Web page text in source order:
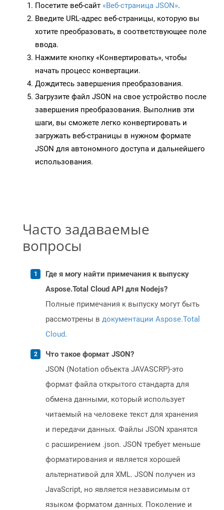
Посетите веб-сайт «Веб-страница JSON».
Введите URL-адрес веб-страницы, которую вы
хотите преобразовать, в соответствующее поле
ввода.
Нажмите кнопку «Конвертировать», чтобы
начать процесс конвертации.
Дождитесь завершения преобразования.
Загрузите файл JSON на свое устройство после
завершения преобразования. Выполнив эти
шаги, вы сможете легко конвертировать и
загружать веб-страницы в нужном формате
JSON для автономного доступа и дальнейшего
использования.
Часто задаваемые
вопросы
Где я могу найти примечания к выпуску
Aspose.Total Cloud API для Nodejs?
Полные примечания к выпуску могут быть
рассмотрены в документации Aspose.Total
Cloud.
Что такое формат JSON?
JSON (Notation объекта JAVASCRP)-это
формат файла открытого стандарта для
обмена данными, который использует
читаемый на человеке текст для хранения
и передачи данных. Файлы JSON хранятся
с расширением .json. JSON требует меньше
форматирования и является хорошей
альтернативой для XML. JSON получен из
JavaScript, но является независимым от
языком форматом данных. Поколение и